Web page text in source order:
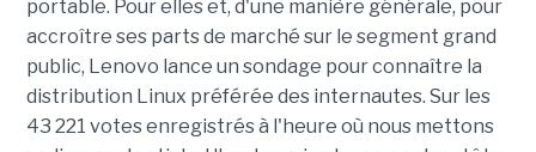
portable. Pour elles et, d'une manière générale, pour
accroître ses parts de marché sur le segment grand
public, Lenovo lance un sondage pour connaître la
distribution Linux préférée des internautes. Sur les
43 221 votes enregistrés à l'heure où nous mettons